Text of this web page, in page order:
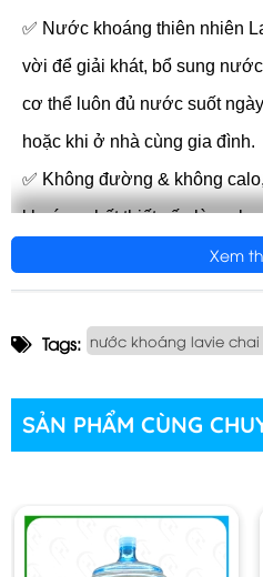
✅ Nước khoáng thiên nhiên
vời để giải khát, bổ sung
cơ thể luôn đủ nước suốt
hoặc khi ở nhà cùng gia đình.
✅ Không đường & không
khoáng chất thiết yếu là sự
thế các loại nước giải khát
và gia đình duy trì cuộc sống
✅ Mỗi bình nước khoáng
lượng bao gồm 12 bước
của tập đoàn Nestle, đảm
nước.
Nước khoáng lavie chai
Xem
Tags: nước khoáng lavie chai
SẢN PHẨM CÙNG